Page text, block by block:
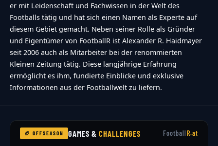
maximal {max_answers_allowed} Antworten
w\u00e4hlen.","no-answer-for-other":"No other
answer entered","no-value-for-custom-field":"
{custom_field_name} is required","consent-not-
checked":"You must agree to our terms and
conditions","no-captcha-selected":"Captcha is
block":"Abstimmen nicht m\u00f6glich","not-
allowed-by-limit":"Abstimmen nicht
er mit Leidenschaft und Fachwissen in der Welt des
Footballs tätig und hat sich einen Namen als Experte auf
diesem Gebiet gemacht. Neben seiner Rolle als Gründer
und Eigentümer von FootballR ist Alexander R. Haidmayer
seit 2006 auch als Mitarbeiter bei der renommierten
Kleinen Zeitung tätig. Diese langjährige Erfahrung
ermöglicht es ihm, fundierte Einblicke und exklusive
Informationen aus der Footballwelt zu liefern.
🏈 OFFSEASON GAMES &CHALLENGES FootballR.at